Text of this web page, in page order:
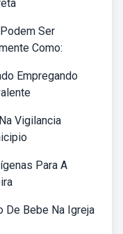
Ser
Como:
Empregando
Vigilancia
Para A
De Bebe Na Igreja